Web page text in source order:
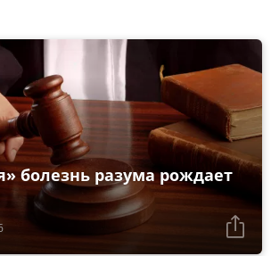
болезнь разума рождает